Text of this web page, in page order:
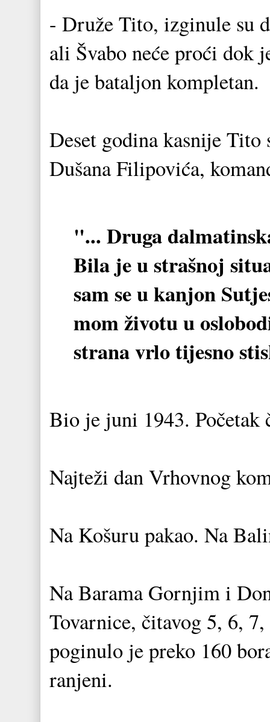
- Druže Tito, izginule su
ali Švabo neće proći dok
da je bataljon kompletan.
Deset godina kasnije
Dušana Filipovića,
"... Druga
Bila je u strašnoj
sam se u kanjon
mom životu u
strana vrlo tijesno
Bio je juni 1943. Početak
Najteži dan Vrhovnog
Na Košuru pakao. Na
Na Barama Gornjim i
Tovarnice, čitavog 5, 6,
poginulo je preko 160
ranjeni.